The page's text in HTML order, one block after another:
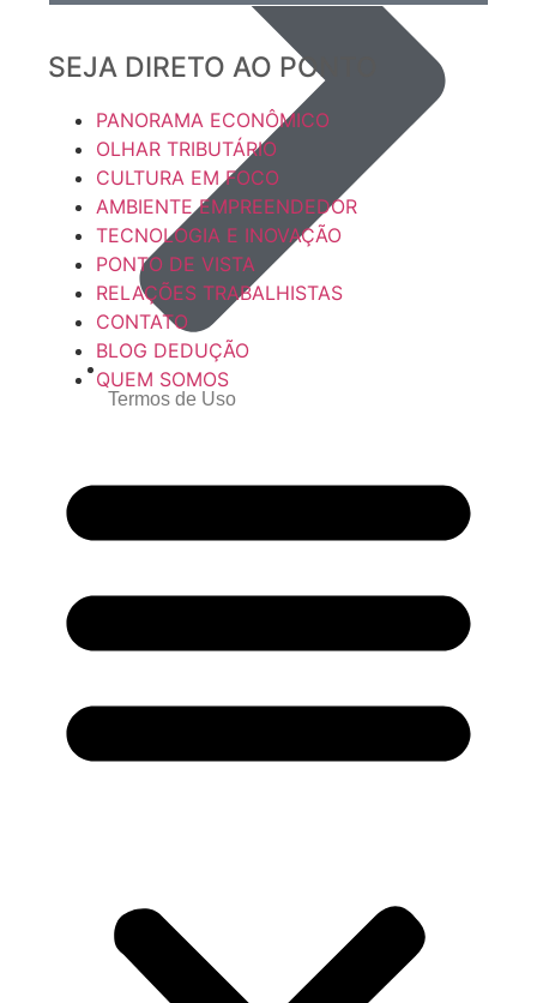
Termos de Uso
SEJA DIRETO AO PONTO
PANORAMA ECONÔMICO
OLHAR TRIBUTÁRIO
CULTURA EM FOCO
AMBIENTE EMPREENDEDOR
TECNOLOGIA E INOVAÇÃO
PONTO DE VISTA
RELAÇÕES TRABALHISTAS
CONTATO
BLOG DEDUÇÃO
QUEM SOMOS